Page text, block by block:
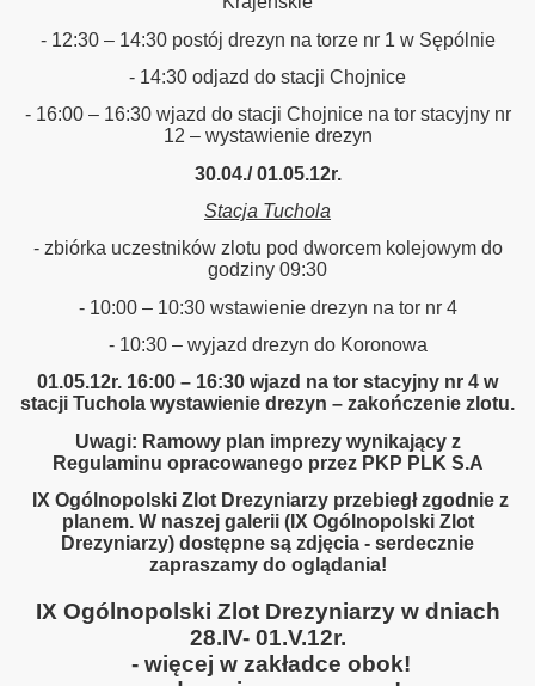
- 12:30 – 14:30 postój drezyn na torze nr 1 w Sępólnie
- 14:30 odjazd do stacji Chojnice
- 16:00 – 16:30 wjazd do stacji Chojnice na tor stacyjny nr
12 – wystawienie drezyn
30.04./ 01.05.12r.
Stacja Tuchola
- zbiórka uczestników zlotu pod dworcem kolejowym do
godziny 09:30
- 10:00 – 10:30 wstawienie drezyn na tor nr 4
- 10:30 – wyjazd drezyn do Koronowa
01.05.12r. 16:00 – 16:30 wjazd na tor stacyjny nr 4 w
stacji Tuchola wystawienie drezyn – zakończenie zlotu.
Uwagi: Ramowy plan imprezy wynikający z
Regulaminu opracowanego przez PKP PLK S.A
IX Ogólnopolski Zlot Drezyniarzy przebiegł zgodnie z
planem. W naszej galerii (IX Ogólnopolski Zlot
Drezyniarzy) dostępne są zdjęcia - serdecznie
zapraszamy do oglądania!
IX Ogólnopolski Zlot Drezyniarzy w dniach
28.IV- 01.V.12r.
- więcej w zakładce obok!
do Pastuchowa